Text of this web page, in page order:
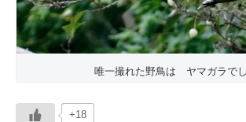
唯一撮れた野鳥は ヤマガラで
+18